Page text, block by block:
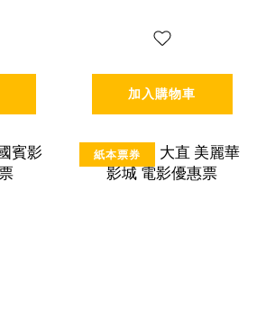
加入購物車
紙本票券